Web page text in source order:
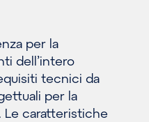
per la
dell’intero
tecnici da
per la
Le caratteristiche